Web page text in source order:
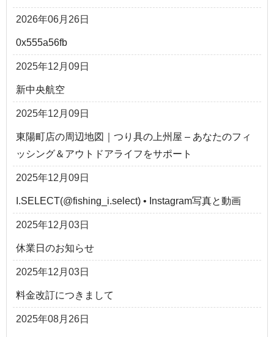
2026年06月26日
0x555a56fb
2025年12月09日
新中央航空
2025年12月09日
東陽町店の周辺地図｜つり具の上州屋 – あなたのフィ
ッシング＆アウトドアライフをサポート
2025年12月09日
I.SELECT(@fishing_i.select) • Instagram写真と動画
2025年12月03日
休業日のお知らせ
2025年12月03日
料金改訂につきまして
2025年08月26日